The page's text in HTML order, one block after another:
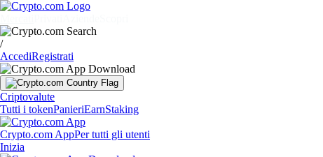
/
AccediRegistrati
Criptovalute
Tutti i tokenPanieriEarnStaking
Crypto.com AppPer tutti gli utenti
Inizia